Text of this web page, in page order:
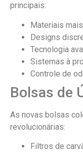
principais:
Materiais
Designs
Tecnologia
Sistemas à
Controle de
Bolsas de
As novas bolsas
revolucionárias:
Filtros de